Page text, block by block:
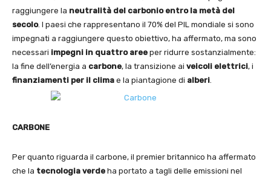
raggiungere la neutralità del carbonio entro la metà del
secolo. I paesi che rappresentano il 70% del PIL mondiale si sono
impegnati a raggiungere questo obiettivo, ha affermato, ma sono
necessari impegni in quattro aree per ridurre sostanzialmente:
la fine dell’energia a carbone, la transizione ai veicoli elettrici, i
finanziamenti per il clima e la piantagione di alberi
CARBONE
Per quanto riguarda il carbone, il premier britannico ha affermato
che la tecnologia verde ha portato a tagli delle emissioni nel